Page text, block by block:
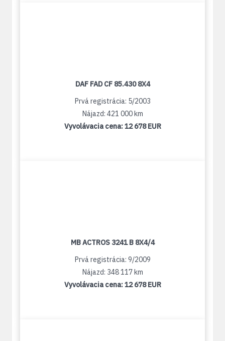
DAF FAD CF 85.430 8X4
Prvá registrácia: 5/2003
Nájazd: 421 000 km
Vyvolávacia cena:12 678 EUR
MB ACTROS 3241 B 8X4/4
Prvá registrácia: 9/2009
Nájazd: 348 117 km
Vyvolávacia cena:12 678 EUR